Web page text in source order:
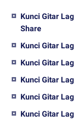
Kunci Gitar
Share
Kunci Gitar
Kunci Gitar
Kunci Gitar
Kunci Gitar
Kunci Gitar